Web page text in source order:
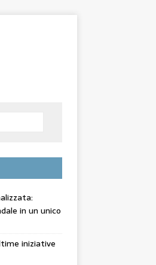
in un unico
iniziative